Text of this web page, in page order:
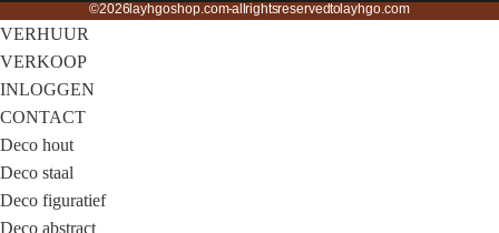
©2026 layhgoshop.com - all rights reserved to layhgo.com
VERHUUR
VERKOOP
INLOGGEN
CONTACT
Deco hout
Deco staal
Deco figuratief
Deco abstract